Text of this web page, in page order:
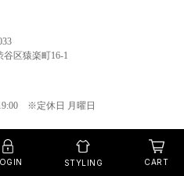
谷区猿楽町16-1
※定休日 月曜日
STYLING CART